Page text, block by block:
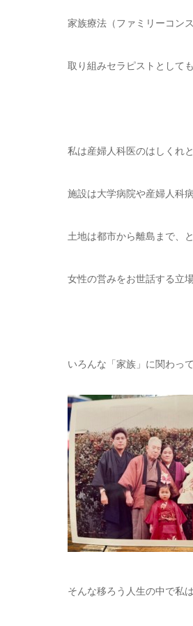
家族療法（ファミリーコン
取り組みセラピストとして
私は産婦人科医のはしくれ
施設は大学病院や産婦人科
土地は都市から離島まで、
女性の営みをお世話する立
いろんな「家族」に関わっ
そんな移ろう人生の中で私は